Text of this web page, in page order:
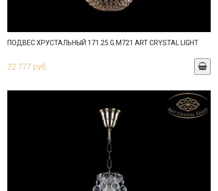
ПОДВЕС ХРУСТАЛЬНЫЙ 171.25.G.M721 ART CRYSTAL LIGHT
22 777 руб.